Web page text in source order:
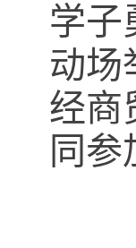
学子
动场
经商
同参